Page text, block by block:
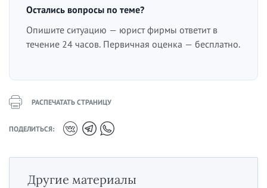
Остались вопросы по теме?
Опишите ситуацию — юрист фирмы ответит в
течение 24 часов. Первичная оценка — бесплатно.
РАСПЕЧАТАТЬ СТРАНИЦУ
ПОДЕЛИТЬСЯ:
Другие материалы